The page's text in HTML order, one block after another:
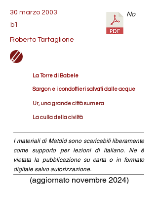
30 marzo 2003
b1
Roberto Tartaglione
No
La Torre di Babele
Sargon e i condottieri salvati dalle acque
Ur, una grande città sumera
La culla della civiltà
I materiali di Matdid sono scaricabili liberamente
come supporto per lezioni di italiano. Ne è
vietata la pubblicazione su carta o in formato
digitale salvo autorizzazione.
(aggiornato novembre 2024)